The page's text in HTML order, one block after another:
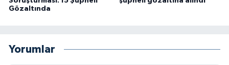
Gözaltında
Yorumlar